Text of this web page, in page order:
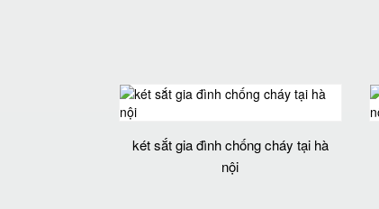
két sắt gia đình chống cháy tại hà
nội